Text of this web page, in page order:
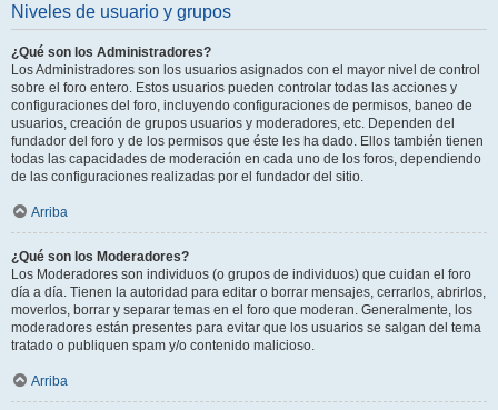
Niveles de usuario y grupos
¿Qué son los Administradores?
Los Administradores son los usuarios asignados con el mayor nivel de control
sobre el foro entero. Estos usuarios pueden controlar todas las acciones y
configuraciones del foro, incluyendo configuraciones de permisos, baneo de
usuarios, creación de grupos usuarios y moderadores, etc. Dependen del
fundador del foro y de los permisos que éste les ha dado. Ellos también tienen
todas las capacidades de moderación en cada uno de los foros, dependiendo
de las configuraciones realizadas por el fundador del sitio.
Arriba
¿Qué son los Moderadores?
Los Moderadores son individuos (o grupos de individuos) que cuidan el foro
día a día. Tienen la autoridad para editar o borrar mensajes, cerrarlos, abrirlos,
moverlos, borrar y separar temas en el foro que moderan. Generalmente, los
moderadores están presentes para evitar que los usuarios se salgan del tema
tratado o publiquen spam y/o contenido malicioso.
Arriba